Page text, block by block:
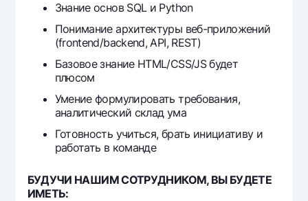
Офисы и банкоматы
Согласие на обработку персональных данных
Следите за нами в соцсетях
Контакт-центр
+998 78 148-00-101344
Знание основ SQL и Python
Понимание архитектуры веб-приложений
(frontend/backend, API, REST)
Базовое знание HTML/CSS/JS будет
плюсом
Умение формулировать требования,
аналитический склад ума
Готовность учиться, брать инициативу и
работать в команде
БУДУЧИ НАШИМ СОТРУДНИКОМ, ВЫ БУДЕТЕ
ИМЕТЬ: